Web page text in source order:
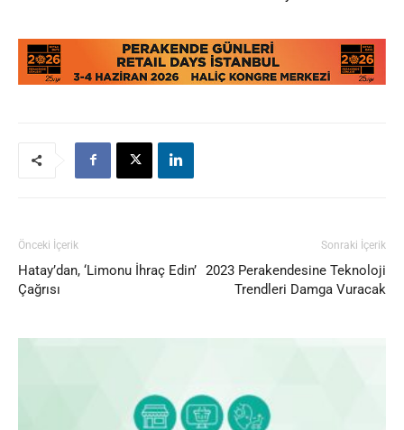
Önceki İçerik
Hatay’dan, ‘Limonu İhraç Edin’
Çağrısı
Sonraki İçerik
2023 Perakendesine Teknoloji
Trendleri Damga Vuracak